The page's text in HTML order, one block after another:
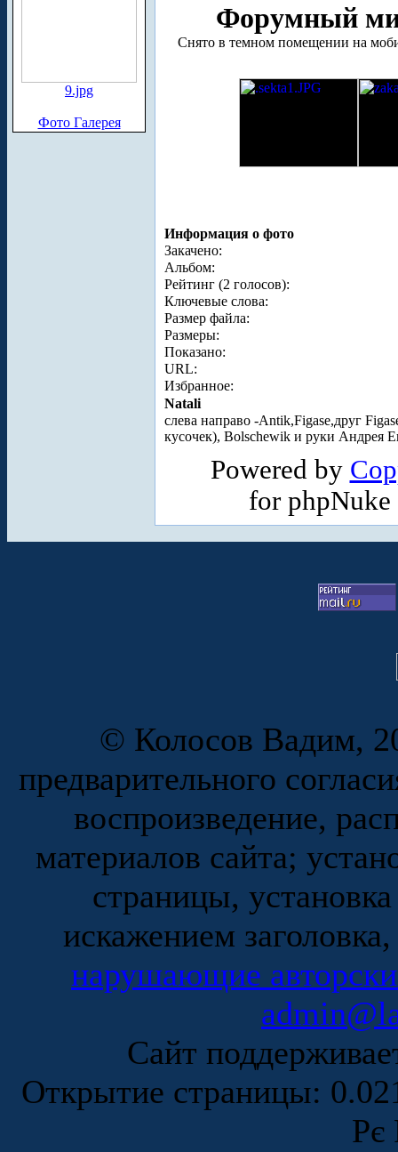
9.jpg
Фото Галерея
Форумный
Снято в темном помещении на
Информация о фото
Закачено:
Альбом:
Рейтинг (2 голосов):
Ключевые слова:
Размер файла:
Размеры:
Показано:
URL:
Избранное:
Natali
слева направо -Antik,Figase,друг
кусочек), Bolschewik и руки Андрея
Powered by
for
© Колосов Вадим,
предварительного
воспроизведение,
материалов сайта;
страницы,
искажением
нарушающие
Сайт
Открытие страницы:
Рє